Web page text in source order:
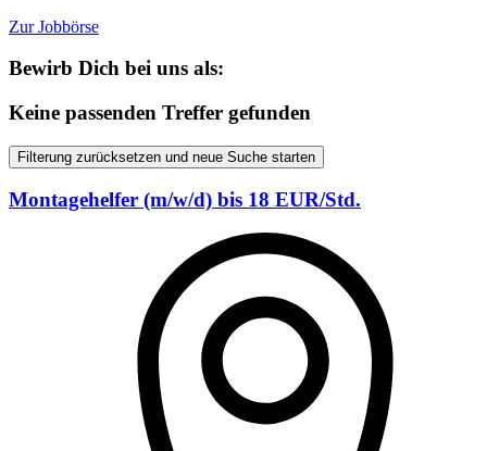
Zur Jobbörse
Bewirb Dich bei uns als:
Keine passenden Treffer gefunden
Filterung zurücksetzen und neue Suche starten
Montagehelfer (m/w/d) bis 18 EUR/Std.